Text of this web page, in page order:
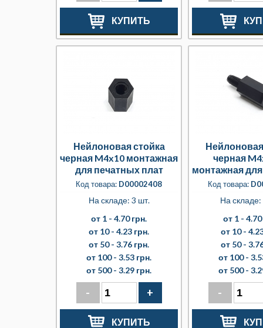
КУПИТЬ
Нейлоновая стойка
черная M4x10 монтажная
для печатных плат
Код товара: D00002408
На складе: 3 шт.
от 1 - 4.70 грн.
от 10 - 4.23 грн.
от 50 - 3.76 грн.
от 100 - 3.53 грн.
от 500 - 3.29 грн.
- +
КУПИТЬ
черная
монтажная
плат
Код товара:
На
от 1 -
от 10 -
от 50 -
от 100 -
от 500 -
-